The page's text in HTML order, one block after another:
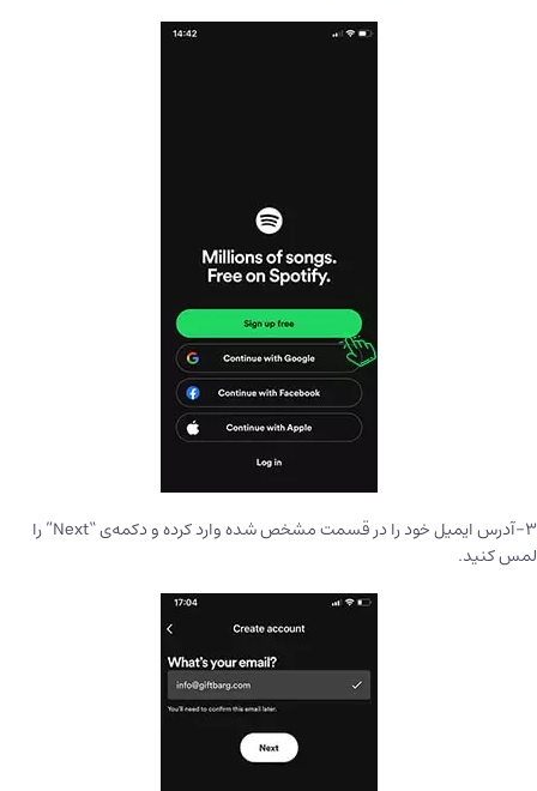
۳-آدرس ایمیل خود را در قسمت مشخص شده وارد کرده و دکمه‌ی “Next” را
لمس کنید.